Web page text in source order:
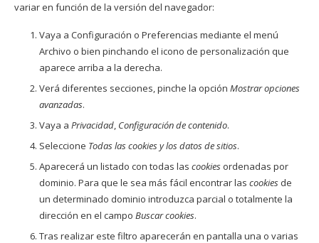
variar en función de la versión del navegador:
Vaya a Configuración o Preferencias mediante el menú
Archivo o bien pinchando el icono de personalización que
aparece arriba a la derecha.
Verá diferentes secciones, pinche la opción Mostrar opciones
avanzadas.
Vaya a Privacidad, Configuración de contenido.
Seleccione Todas lascookiesy los datos de sitios.
Aparecerá un listado con todas las cookies ordenadas por
dominio. Para que le sea más fácil encontrar las cookies de
un determinado dominio introduzca parcial o totalmente la
dirección en el campo Buscar cookies.
Tras realizar este filtro aparecerán en pantalla una o varias